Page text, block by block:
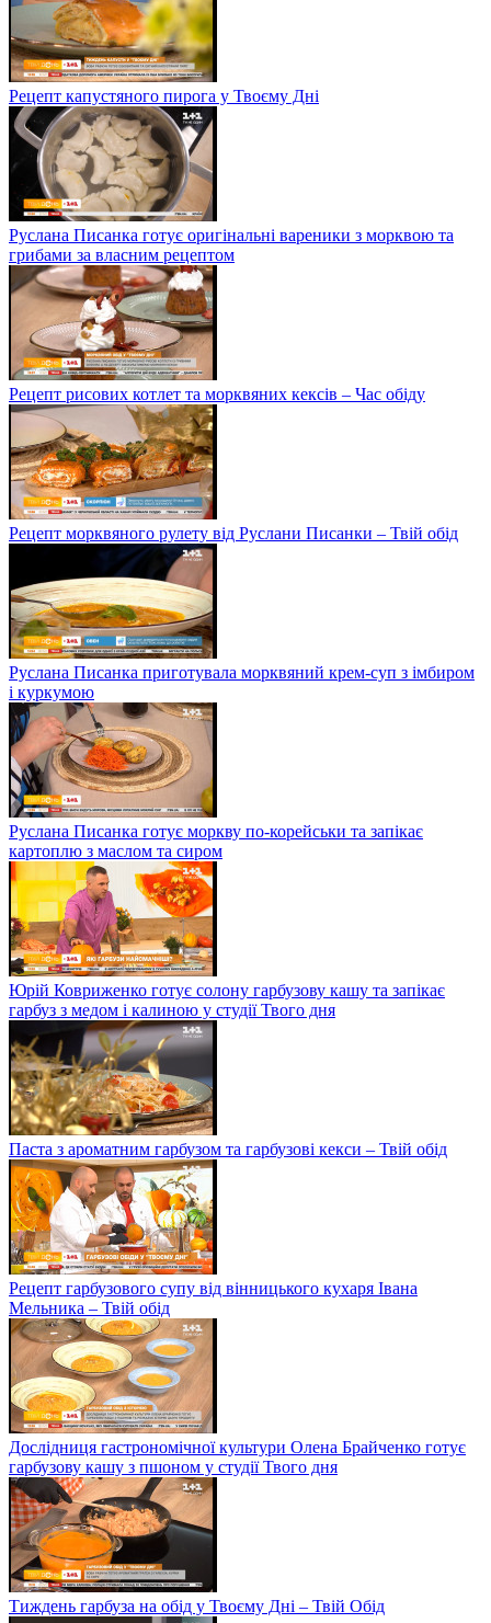
Рецепт капустяного пирога у Твоєму Дні
Руслана Писанка готує оригінальні вареники з морквою та
грибами за власним рецептом
Рецепт рисових котлет та морквяних кексів – Час обіду
Рецепт морквяного рулету від Руслани Писанки – Твій обід
Руслана Писанка приготувала морквяний крем-суп з імбиром
і куркумою
Руслана Писанка готує моркву по-корейськи та запікає
картоплю з маслом та сиром
Юрій Ковриженко готує солону гарбузову кашу та запікає
гарбуз з медом і калиною у студії Твого дня
Паста з ароматним гарбузом та гарбузові кекси – Твій обід
Рецепт гарбузового супу від вінницького кухаря Івана
Мельника – Твій обід
Дослідниця гастрономічної культури Олена Брайченко готує
гарбузову кашу з пшоном у студії Твого дня
Тиждень гарбуза на обід у Твоєму Дні – Твій Обід